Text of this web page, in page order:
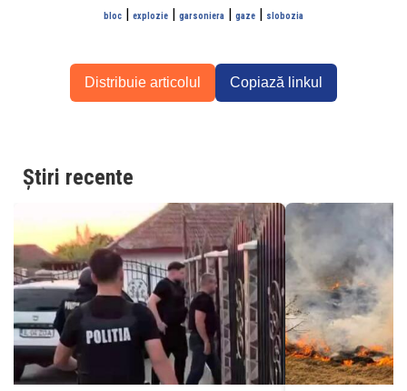
bloc | explozie | garsoniera | gaze | slobozia
Distribuie articolul Copiază linkul
Știri recente